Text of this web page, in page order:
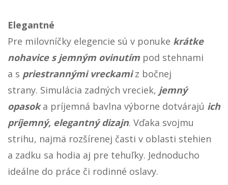
Elegantné
Pre milovníčky elegencie sú v ponuke krátke
nohavice s jemným ovinutím pod stehnami
a s priestrannými vreckamiz bočnej
strany. Simulácia zadných vreciek, jemný
opasoka príjemná bavlna výborne dotvárajú ich
príjemný, elegantný dizajn. Vďaka svojmu
strihu, najmä rozšírenej časti v oblasti stehien
a zadku sa hodia aj pre tehuľky. Jednoducho
ideálne do práce či rodinné oslavy.